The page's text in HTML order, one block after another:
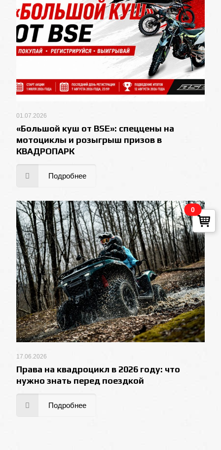
01.07.2026
«Большой куш от BSE»: спеццены на
мотоциклы и розыгрыш призов в
КВАДРОПАРК
Подробнее
17.06.2026
Права на квадроцикл в 2026 году: что
нужно знать перед поездкой
Подробнее
0